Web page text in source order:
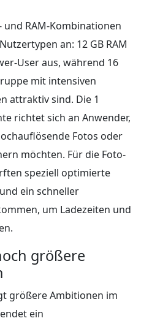
und RAM‑Kombinationen
an: 12 GB RAM
aus, während 16
mit intensiven
attraktiv sind. Die 1
richtet sich an Anwender,
Fotos oder
möchten. Für die Foto‑
speziell optimierte
ein schneller
um Ladezeiten und
größere
größere Ambitionen im
ein